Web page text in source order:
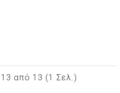
από 13 (1 Σελ.)